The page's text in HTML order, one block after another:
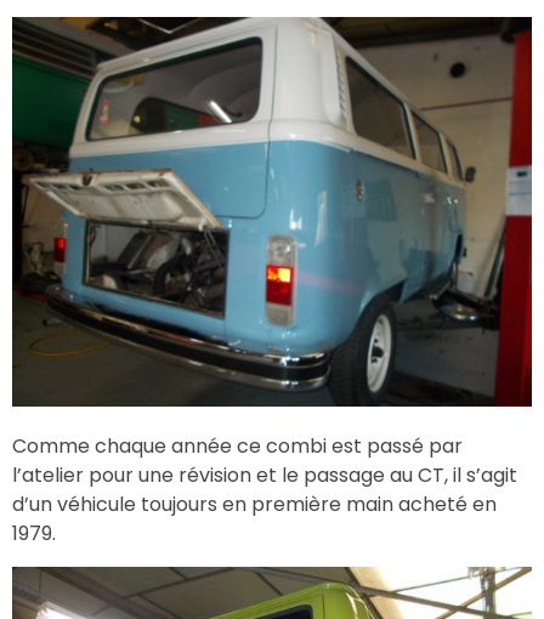
Comme chaque année ce combi est passé par
l’atelier pour une révision et le passage au CT, il s’agit
d’un véhicule toujours en première main acheté en
1979.